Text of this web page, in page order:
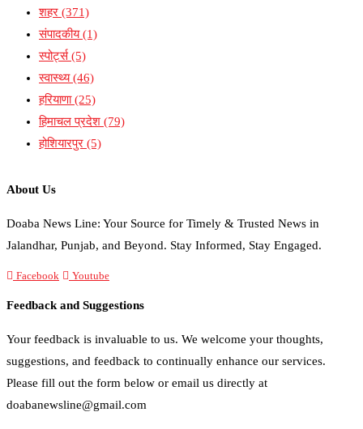
शहर (371)
संपादकीय(1)
स्पोर्ट्स(5)
स्वास्थ्य(46)
हरियाणा(25)
हिमाचल प्रदेश (79)
होशियारपुर (5)
About Us
Doaba News Line: Your Source for Timely & Trusted News in
Jalandhar, Punjab, and Beyond. Stay Informed, Stay Engaged.
Facebook Youtube
Feedback and Suggestions
Your feedback is invaluable to us. We welcome your thoughts,
suggestions, and feedback to continually enhance our services.
Please fill out the form below or email us directly at
doabanewsline@gmail.com